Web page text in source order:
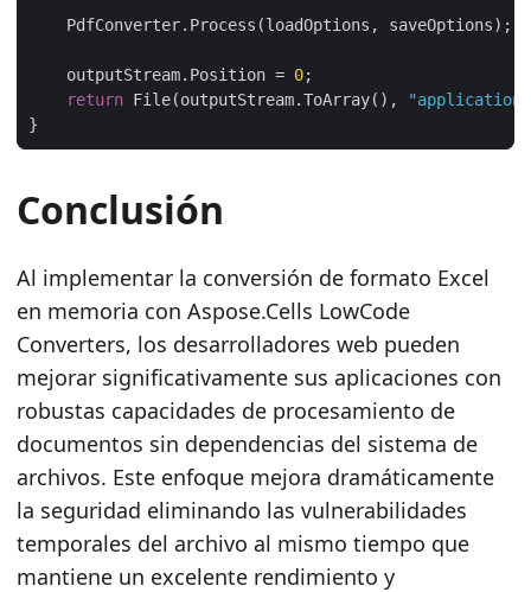
    outputStream.Position =
0
return File(outputStream.ToArray(),
Conclusión
Al implementar la conversión de formato Excel
en memoria con Aspose.Cells LowCode
Converters, los desarrolladores web pueden
mejorar significativamente sus aplicaciones con
robustas capacidades de procesamiento de
documentos sin dependencias del sistema de
archivos. Este enfoque mejora dramáticamente
la seguridad eliminando las vulnerabilidades
temporales del archivo al mismo tiempo que
mantiene un excelente rendimiento y